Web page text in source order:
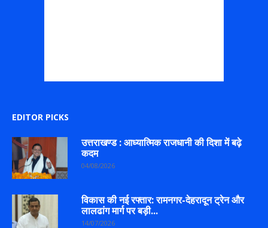
EDITOR PICKS
उत्तराखण्ड : आध्यात्मिक राजधानी की दिशा में बढ़े
कदम
04/08/2026
विकास की नई रफ्तार: रामनगर-देहरादून ट्रेन और
लालढांग मार्ग पर बड़ी...
14/07/2026